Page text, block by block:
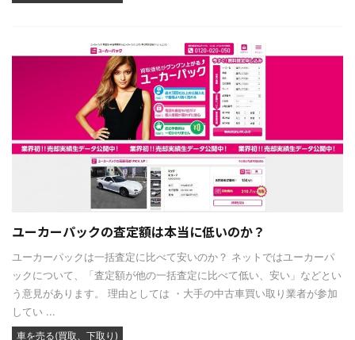
ユーカーパックの査定額は本当に低いのか？
ユーカーパックは一括査定に比べて安いのか？ ネットではユーカーパ
ックについて、「査定額が他の一括査定に比べて低い、安い」などとい
う意見があります。 理由としては ・大手の中古車買い取り業者が参加
してい ...
車を売る(買取、下取り)